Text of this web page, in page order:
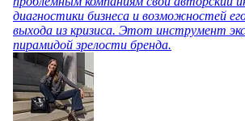
диагностики бизнеса и возможностей
выхода из кризиса. Этот инструмент
пирамидой зрелости бренда.